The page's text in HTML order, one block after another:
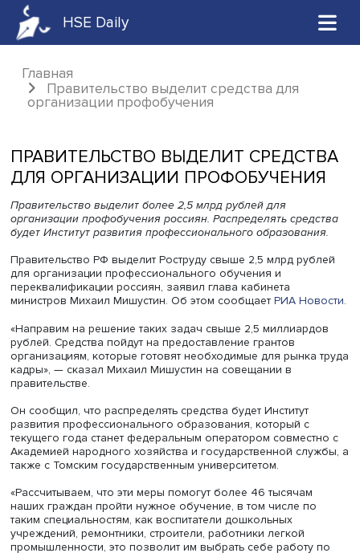
HSE Daily
Главная
Правительство выделит средства для
ПРАВИТЕЛЬСТВО ВЫДЕЛИТ
ДЛЯ ОРГАНИЗАЦИИ
Правительство выделит более 2,5 млрд рублей для
будет Институт развития профессионального
Правительство РФ выделит Роструду свыше 2,5 млрд
переквалификации россиян, заявил глава кабинета
министров Михаил Мишустин. Об этом сообщает
«Направим на решение таких задач свыше 2,5
рублей. Средства пойдут на предоставление грантов
организациям, которые готовят необходимые для
кадры», — сказал Михаил Мишустин на совещании в
правительстве.
Он сообщил, что распределять средства будет Институт
развития профессионального образования, который с
текущего года станет федеральным оператором
Академией народного хозяйства и государственной
также с Томским государственным университетом.